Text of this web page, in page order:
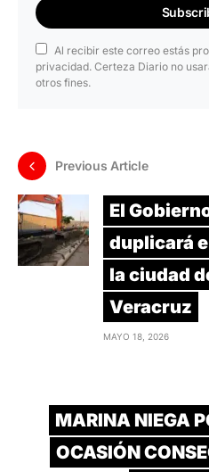
Al recibir este correo estás
privacidad. Certeza Diario no
otros fines.
Previous Article
El
duplicará
la ciudad
Veracruz
MAYO 18, 2026
MARINA NIEGA
OCASIÓN